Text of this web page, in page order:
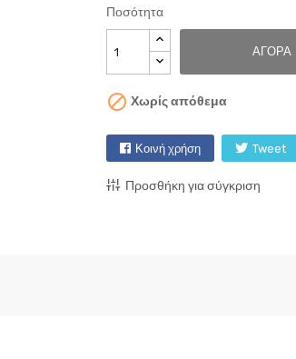
Ποσότητα
ΑΓΟΡΆ
 Χωρίς απόθεμα
Κοινή χρήση Tweet
Προσθήκη για σύγκριση